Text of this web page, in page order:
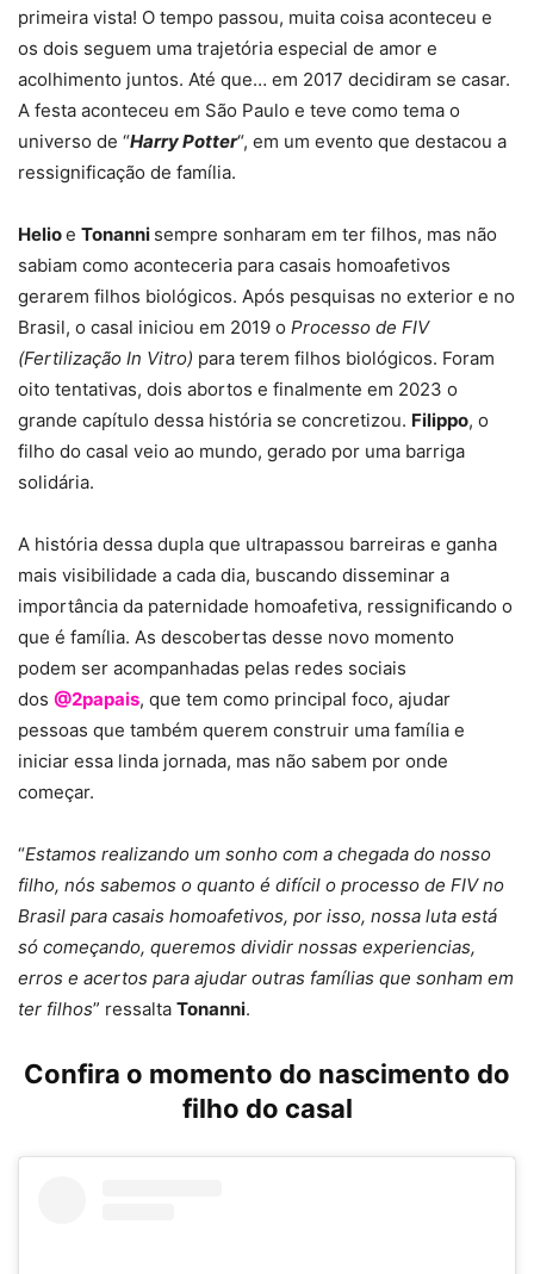
primeira vista! O tempo passou, muita coisa aconteceu e
os dois seguem uma trajetória especial de amor e
acolhimento juntos. Até que… em 2017 decidiram se casar.
A festa aconteceu em São Paulo e teve como tema o
universo de “Harry Potter“, em um evento que destacou a
ressignificação de família.
Helioe Tonanni sempre sonharam em ter filhos, mas não
sabiam como aconteceria para casais homoafetivos
gerarem filhos biológicos. Após pesquisas no exterior e no
Brasil, o casal iniciou em 2019 o Processo de FIV
(Fertilização In Vitro) para terem filhos biológicos. Foram
oito tentativas, dois abortos e finalmente em 2023 o
grande capítulo dessa história se concretizou. Filippo, o
filho do casal veio ao mundo, gerado por uma barriga
solidária.
A história dessa dupla que ultrapassou barreiras e ganha
mais visibilidade a cada dia, buscando disseminar a
importância da paternidade homoafetiva, ressignificando o
que é família. As descobertas desse novo momento
podem ser acompanhadas pelas redes sociais
dos @2papais, que tem como principal foco, ajudar
pessoas que também querem construir uma família e
iniciar essa linda jornada, mas não sabem por onde
começar.
“Estamos realizando um sonho com a chegada do nosso
filho, nós sabemos o quanto é difícil o processo de FIV no
Brasil para casais homoafetivos, por isso, nossa luta está
só começando, queremos dividir nossas experiencias,
erros e acertos para ajudar outras famílias que sonham em
ter filhos” ressalta Tonanni.
Confira o momento do nascimento do
filho do casal